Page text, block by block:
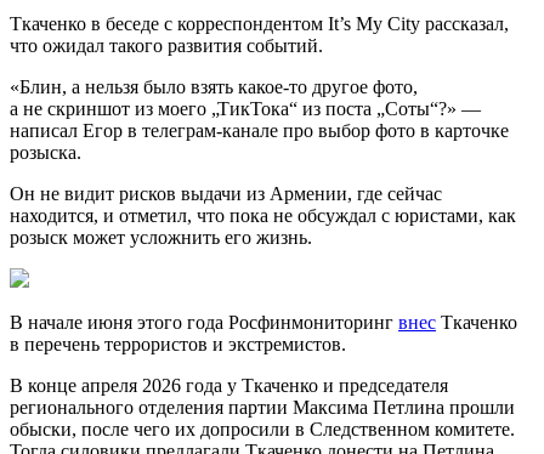
Ткаченко в беседе с корреспондентом It’s My City рассказал,
что ожидал такого развития событий.
«Блин, а нельзя было взять какое-то другое фото,
а не скриншот из моего „ТикТока“ из поста „Соты“?» —
написал Егор в телеграм-канале про выбор фото в карточке
розыска.
Он не видит рисков выдачи из Армении, где сейчас
находится, и отметил, что пока не обсуждал с юристами, как
розыск может усложнить его жизнь.
В начале июня этого года Росфинмониторинг внес Ткаченко
в перечень террористов и экстремистов.
В конце апреля 2026 года у Ткаченко и председателя
регионального отделения партии Максима Петлина прошли
обыски, после чего их допросили в Следственном комитете.